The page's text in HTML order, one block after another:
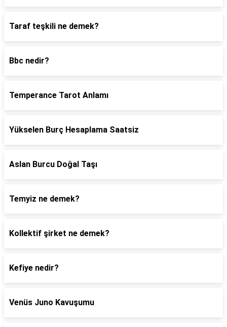
Taraf teşkili ne demek?
Bbc nedir?
Temperance Tarot Anlamı
Yükselen Burç Hesaplama Saatsiz
Aslan Burcu Doğal Taşı
Temyiz ne demek?
Kollektif şirket ne demek?
Kefiye nedir?
Venüs Juno Kavuşumu